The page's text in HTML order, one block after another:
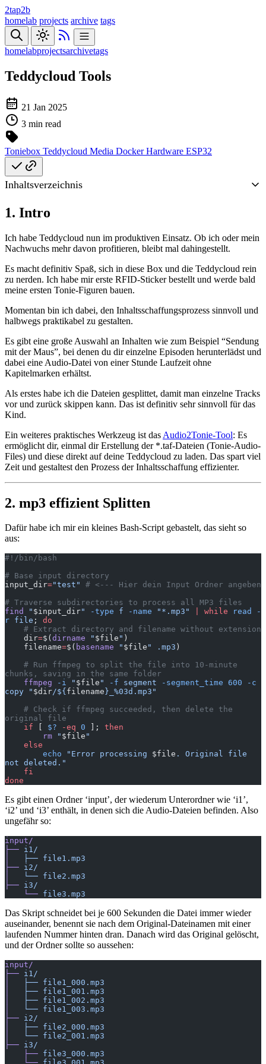
2tap2b
homelab projects archive tags
homelabprojectsarchivetags
Teddycloud Tools
21 Jan 2025
3 min read
Toniebox Teddycloud Media DockerHardware ESP32
Inhaltsverzeichnis
1. Intro
Ich habe Teddycloud nun im produktiven Einsatz. Ob ich oder mein
Nachwuchs mehr davon profitieren, bleibt mal dahingestellt.
Es macht definitiv Spaß, sich in diese Box und die Teddycloud rein
zu nerden. Ich habe mir erste RFID-Sticker bestellt und werde bald
meine ersten Tonie-Figuren bauen.
Momentan bin ich dabei, den Inhaltsschaffungsprozess sinnvoll und
halbwegs praktikabel zu gestalten.
Es gibt eine große Auswahl an Inhalten wie zum Beispiel “Sendung
mit der Maus”, bei denen du dir einzelne Episoden herunterlädst und
dabei eine Audio-Datei von einer Stunde Laufzeit ohne
Kapitelmarken erhältst.
Als erstes habe ich die Dateien gesplittet, damit man einzelne Tracks
vor und zurück skippen kann. Das ist definitiv sehr sinnvoll für das
Kind.
Ein weiteres praktisches Werkzeug ist das Audio2Tonie-Tool: Es
ermöglicht dir, einmal dir Erstellung der *.taf-Dateien (Tonie-Audio-
Files) und diese direkt auf deine Teddycloud zu laden. Das spart viel
Zeit und gestaltest den Prozess der Inhaltsschaffung effizienter.
2. mp3 effizient Splitten
Dafür habe ich mir ein kleines Bash-Script gebastelt, das sieht so
aus:
#!/bin/bash
# Base input directory
input_dir="test"
# <--- Hier dein Input Ordner angeben
# Traverse subdirectories to process all MP3 files
find
" $input_dir" -type f -name "*.mp3" while read
-
r file ; do
    # Extract directory and filename without extension
    dir
=$( dirname " $file " )
    filename
=$( basename " $file " .mp3 )
chunks, saving in the same folder
    ffmpeg
-i " $file " -f segment -segment_time 600 -c
copy " $dir/${ filename }_%03d.mp3"
original file
    if
$? -eq 0 ]; then
        rm
" $file "
    else
        echo
"Error processing $file . Original file
not deleted."
    fi
done
Es gibt einen Ordner ‘input’, der wiederum Unterordner wie ‘i1’,
‘i2’ und ‘i3’ enthält, in denen sich die Audio-Dateien befinden. Also
ungefähr so:
input/
├── i1/
   ├──
file1.mp3
├── i2/
   └──
file2.mp3
├── i3/
    └──
file3.mp3
Das Skript schneidet bei je 600 Sekunden die Datei immer wieder
auseinander, benennt sie nach dem Original-Dateinamen mit einer
laufenden Nummer hinten dran. Danach wird das Original gelöscht,
und der Ordner sollte so aussehen:
input/
├── i1/
   ├──
file1_000.mp3
   ├──
file1_001.mp3
   ├──
file1_002.mp3
   └──
file1_003.mp3
├── i2/
   ├──
file2_000.mp3
   └──
file2_001.mp3
├── i3/
    ├──
file3_000.mp3